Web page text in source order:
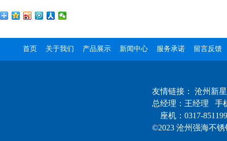
首页 关于我们 产品展示 新闻中心 服务承诺 留言反馈
友情链接： 沧州新
总经理：王经理 手
座机：0317-
©2023 沧州强海不